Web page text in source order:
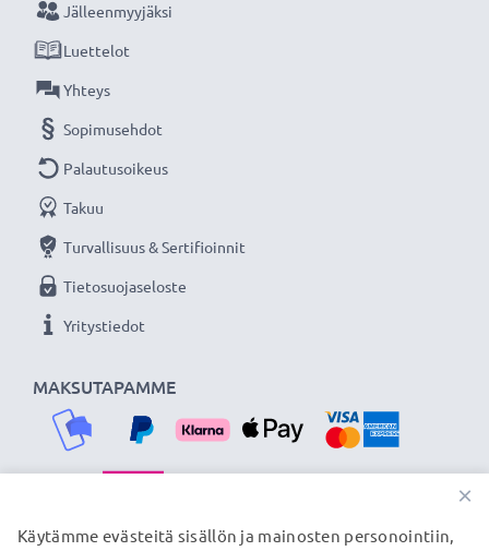
suorituskykyyn ja liitettävyyteen, 3 vuoden takuu!
MAKSUTAPAMME
Jälleenmyyjäksi
Luettelot
Yhteys
Sopimusehdot
Palautusoikeus
Takuu
Turvallisuus & Sertifioinnit
Tietosuojaseloste
Yritystiedot
TOIMITUSKUMPPANIMME
×
Käytämme evästeitä sisällön ja mainosten personointiin,